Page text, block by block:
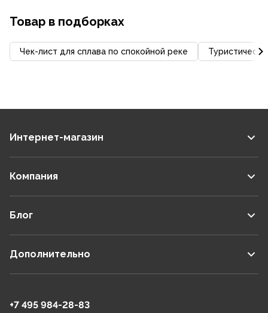
Товар в подборках
Чек-лист для сплава по спокойной реке
Интернет-магазин
Компания
Блог
Дополнительно
+7 495 984-28-83